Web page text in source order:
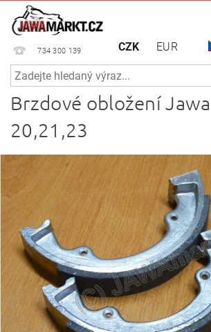
734 300 139 CZK EUR
Brzdové obložení
20,21,23